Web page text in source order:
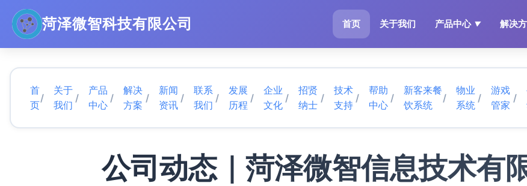
菏泽微智科技有限公司 首页 关于我们 产品中心 ▼ 解决
首
页
/
关于
我们
/
产品
中心
/
解决
方案
/
新闻
资讯
/
联系
我们
/
发展
历程
/
企业
文化
/
招贤
纳士
/
技术
支持
/
帮助
中心
/
新客来餐
饮系统
/
物业
系统
/
游戏
管家
/
公司动态｜菏泽微智信息技术有